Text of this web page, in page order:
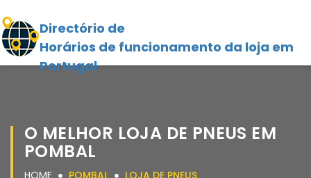
Directório de
Horários de funcionamento da loja em
Portugal
O MELHOR LOJA DE PNEUS EM
POMBAL
HOME POMBAL LOJA DE PNEUS